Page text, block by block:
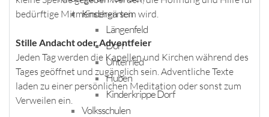
Kindergärten
Längenfeld
Dorf
Unterried
Huben
Kinderkrippe Dorf
Volksschulen
bedürftige Mitmenschen sein wird.
Stille Andacht oder Adventfeier
Jeden Tag werden die Kapellen und Kirchen während des
Tages geöffnet und zugänglich sein. Adventliche Texte
laden zu einer persönlichen Meditation oder sonst zum
Verweilen ein.